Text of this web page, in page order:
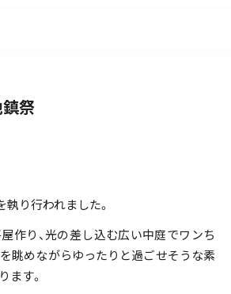
祭
り行われました。
作り、光の差し込む広い中庭でワンち
眺めながらゆったりと過ごせそうな素
ます。